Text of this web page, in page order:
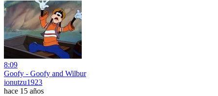
8:09
Goofy - Goofy and Wilbur
ionutzu1923
hace 15 años